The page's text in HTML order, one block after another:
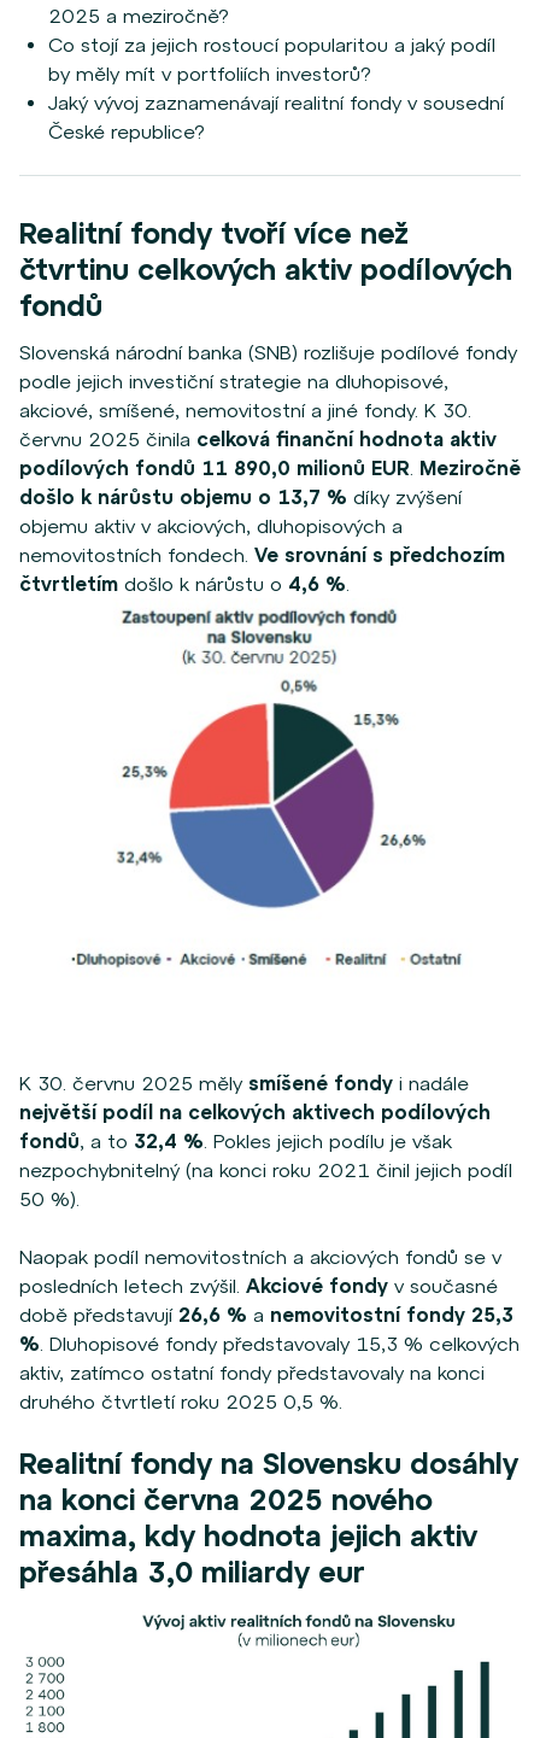
2025 a meziročně?
Co stojí za jejich rostoucí popularitou a jaký podíl
by měly mít v portfoliích investorů?
Jaký vývoj zaznamenávají realitní fondy v sousední
České republice?
Realitní fondy tvoří více než
čtvrtinu celkových aktiv podílových
fondů
Slovenská národní banka (SNB) rozlišuje podílové fondy
podle jejich investiční strategie na dluhopisové,
akciové, smíšené, nemovitostní a jiné fondy. K 30.
červnu 2025 činila celková finanční hodnota aktiv
podílových fondů 11 890,0 milionů EUR
Meziročně
došlo k nárůstu objemu o 13,7 % díky zvýšení
objemu aktiv v akciových, dluhopisových a
nemovitostních fondech. Ve srovnání s předchozím
čtvrtletím došlo k nárůstu o 4,6 %
K 30. červnu 2025 měly smíšené fondy i nadále
největší podíl na celkových aktivech podílových
fondů, a to 32,4 % . Pokles jejich podílu je však
nezpochybnitelný (na konci roku 2021 činil jejich podíl
50 %).
Naopak podíl nemovitostních a akciových fondů se v
posledních letech zvýšil. Akciové fondy v současné
době představují 26,6 % a nemovitostní fondy 25,3
% . Dluhopisové fondy představovaly 15,3 % celkových
aktiv, zatímco ostatní fondy představovaly na konci
druhého čtvrtletí roku 2025 0,5 %.
Realitní fondy na Slovensku dosáhly
na konci června 2025 nového
maxima, kdy hodnota jejich aktiv
přesáhla 3,0 miliardy eur